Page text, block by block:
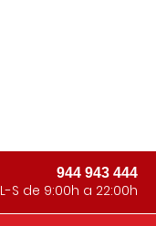
944 943 444
L-S de 9:00h a 22:00h